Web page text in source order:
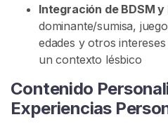
Integración de BDSM y
dominante/sumisa,
edades y otros
un contexto lésbico
Contenido
Experiencias
i
h